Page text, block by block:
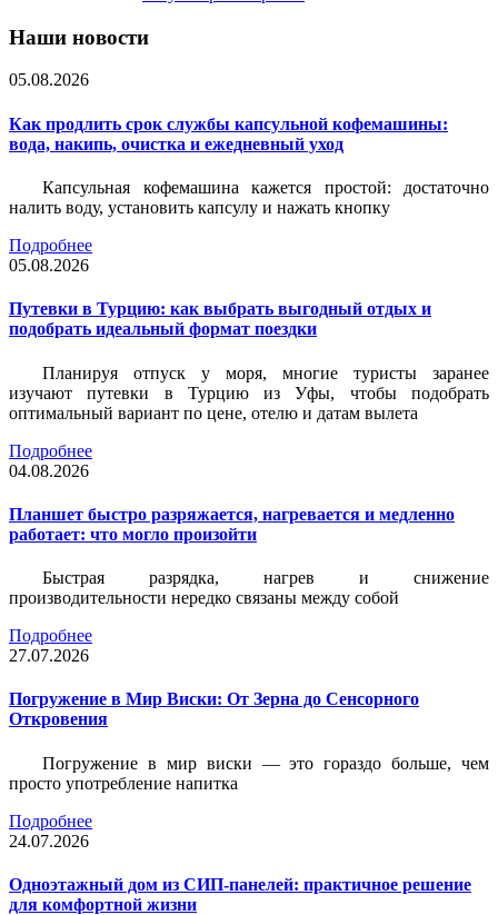
Наши новости
05.08.2026
Как продлить срок службы капсульной кофемашины:
вода, накипь, очистка и ежедневный уход
Капсульная кофемашина кажется простой: достаточно
налить воду, установить капсулу и нажать кнопку
Подробнее
05.08.2026
Путевки в Турцию: как выбрать выгодный отдых и
подобрать идеальный формат поездки
Планируя отпуск у моря, многие туристы заранее
изучают путевки в Турцию из Уфы, чтобы подобрать
оптимальный вариант по цене, отелю и датам вылета
Подробнее
04.08.2026
Планшет быстро разряжается, нагревается и медленно
работает: что могло произойти
Быстрая разрядка, нагрев и снижение
производительности нередко связаны между собой
Подробнее
27.07.2026
Погружение в Мир Виски: От Зерна до Сенсорного
Откровения
Погружение в мир виски — это гораздо больше, чем
просто употребление напитка
Подробнее
24.07.2026
Одноэтажный дом из СИП-панелей: практичное решение
для комфортной жизни